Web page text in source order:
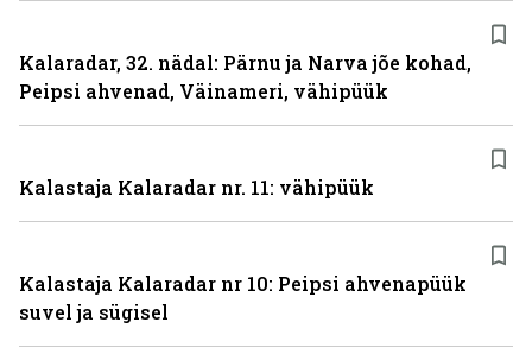
Kalaradar, 32. nädal: Pärnu ja Narva jõe kohad,
Peipsi ahvenad, Väinameri, vähipüük
Kalastaja Kalaradar nr. 11: vähipüük
Kalastaja Kalaradar nr 10: Peipsi ahvenapüük
suvel ja sügisel